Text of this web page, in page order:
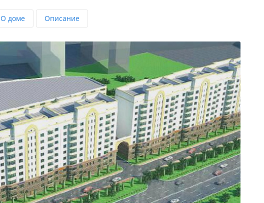
О доме Описание